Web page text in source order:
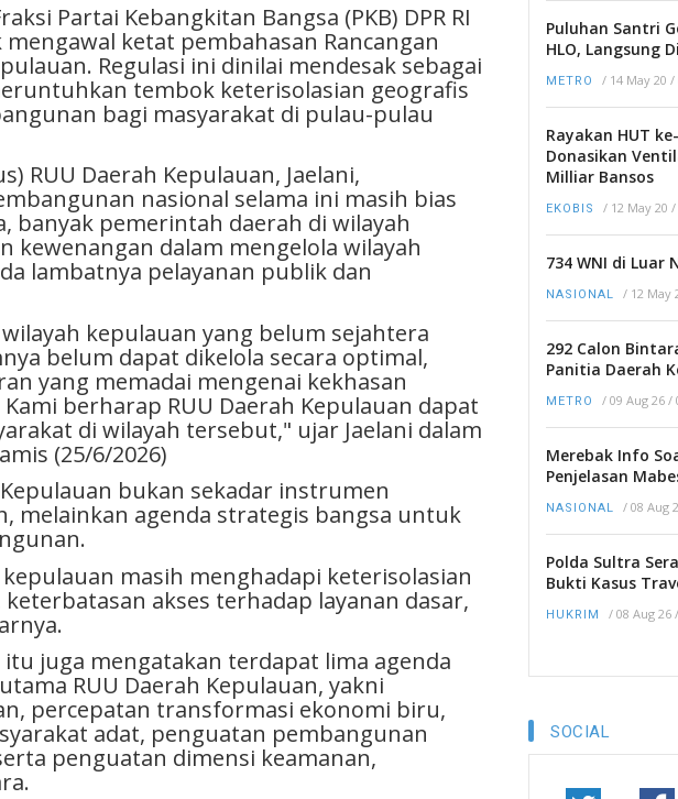
Partai Kebangkitan Bangsa (PKB) DPR RI
ketat pembahasan Rancangan
Regulasi ini dinilai mendesak sebagai
tembok keterisolasian geografis
bagi masyarakat di pulau-pulau
RUU Daerah Kepulauan, Jaelani,
nasional selama ini masih bias
banyak pemerintah daerah di wilayah
dalam mengelola wilayah
lambatnya pelayanan publik dan
kepulauan yang belum sejahtera
belum dapat dikelola secara optimal,
yang memadai mengenai kekhasan
berharap RUU Daerah Kepulauan dapat
di wilayah tersebut," ujar Jaelani dalam
(25/6/2026)
bukan sekadar instrumen
melainkan agenda strategis bangsa untuk
masih menghadapi keterisolasian
akses terhadap layanan dasar,
juga mengatakan terdapat lima agenda
RUU Daerah Kepulauan, yakni
percepatan transformasi ekonomi biru,
adat, penguatan pembangunan
penguatan dimensi keamanan,
Puluhan Santri
HLO, Langsung
METRO / 14 May 20 /
Rayakan HUT
Donasikan
Milliar Bansos
EKOBIS / 12 May 20 /
734 WNI di Luar
NASIONAL / 12 May
292 Calon
Panitia Daerah
METRO / 09 Aug 26 /
Merebak Info
Penjelasan
NASIONAL / 08 Aug
Polda Sultra
Bukti Kasus
HUKRIM / 08 Aug 26 /
SOCIAL